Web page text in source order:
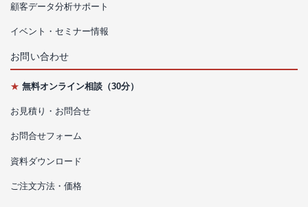
顧客データ分析サポート
イベント・セミナー情報
お問い合わせ
★ 無料オンライン相談（30分）
お見積り・お問合せ
お問合せフォーム
資料ダウンロード
ご注文方法・価格